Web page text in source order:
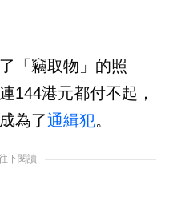
「竊取物」的照
144港元都付不起，
為了通緝犯。
下閱讀